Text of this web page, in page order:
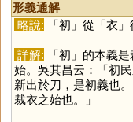
形義通解
略說: 「初 」從「衣
詳解: 「初 」的本義
始。吳其昌云：「初
新出於刀，是初義也
裁衣之始也。」